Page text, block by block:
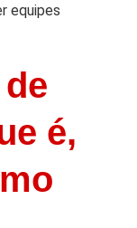
equipes
é,